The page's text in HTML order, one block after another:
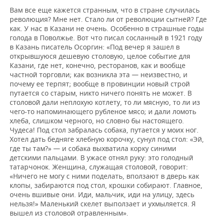
Вам все еще кажется странным, что в стране случилась
революция? Мне нет. Стало ли от революции сытней? Где
как. У нас в Казани не очень. Особенно в страшные годы
голода в Поволжье. Вот что писал сосланный в 1921 году
в Казань писатель Осоргин: «Под вечер я зашел в
открывшуюся дешевую столовую, целое событие для
Казани, где нет, конечно, ресторанов, как и вообще
частной торговли; как возникла эта — неизвестно, и
почему ее терпят; вообще в провинции новый строй
путается со старым, никто ничего понять не может. В
столовой дали неплохую котлету, то ли мясную, то ли из
чего-то напоминающего рубленое мясо; и дали ломоть
хлеба, слишком черного, но словно бы настоящего.
Чудеса! Под стол забралась собака, путается у моих ног.
Хотел дать бедняге хлебную корочку, сунул под стол: «Эй,
где ты там?» — и собака выхватила корку синими
детскими пальцами. В ужасе отнял руку: это голодный
татарчонок. Женщина, служащая столовой, говорит:
«Ничего не могу с ними поделать, вползают в дверь как
клопы, забираются под стол, крошки собирают. Главное,
очень вшивые они. Иди, мальчик, иди на улицу, здесь
нельзя!» Маленький скелет выползает и ухмыляется. Я
вышел из столовой отравленным».